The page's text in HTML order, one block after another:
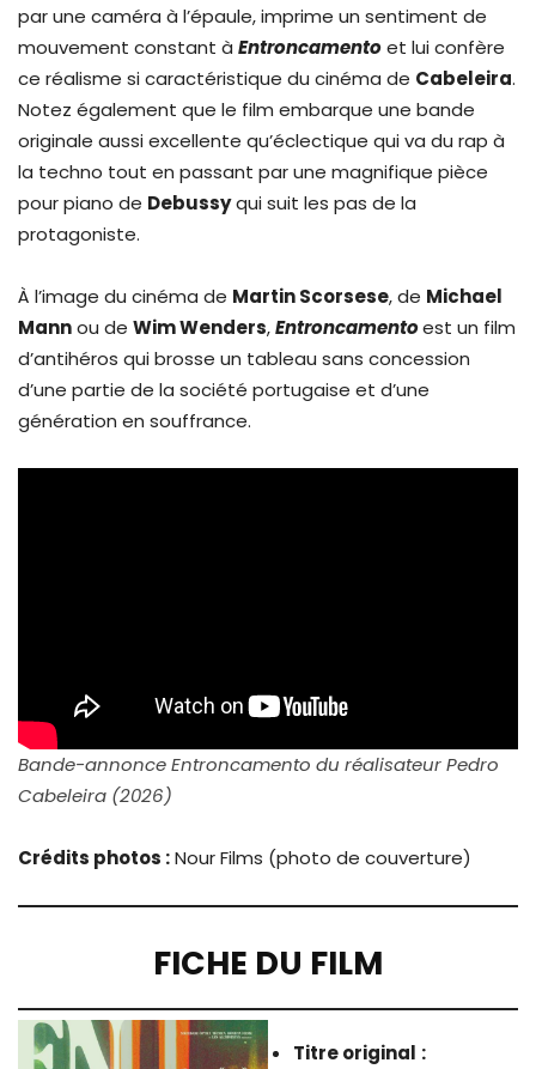
par une caméra à l’épaule, imprime un sentiment de
mouvement constant à Entroncamentoet lui confère
ce réalisme si caractéristique du cinéma de Cabeleira.
Notez également que le film embarque une bande
originale aussi excellente qu’éclectique qui va du rap à
la techno tout en passant par une magnifique pièce
pour piano de Debussyqui suit les pas de la
protagoniste.
À l’image du cinéma de Martin Scorsese, de Michael
Mannou de Wim Wenders,Entroncamentoest un film
d’antihéros qui brosse un tableau sans concession
d’une partie de la société portugaise et d’une
génération en souffrance.
Bande-annonce Entroncamento du réalisateur Pedro
Cabeleira (2026)
Crédits photos :Nour Films (photo de couverture)
FICHE DU FILM
Titre original :